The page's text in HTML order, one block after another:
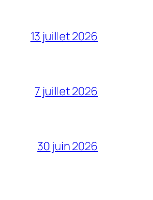
13 juillet 2026
7 juillet 2026
30 juin 2026